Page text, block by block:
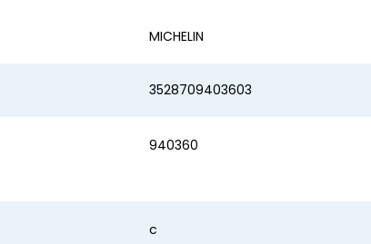
MICHELIN
3528709403603
940360
c